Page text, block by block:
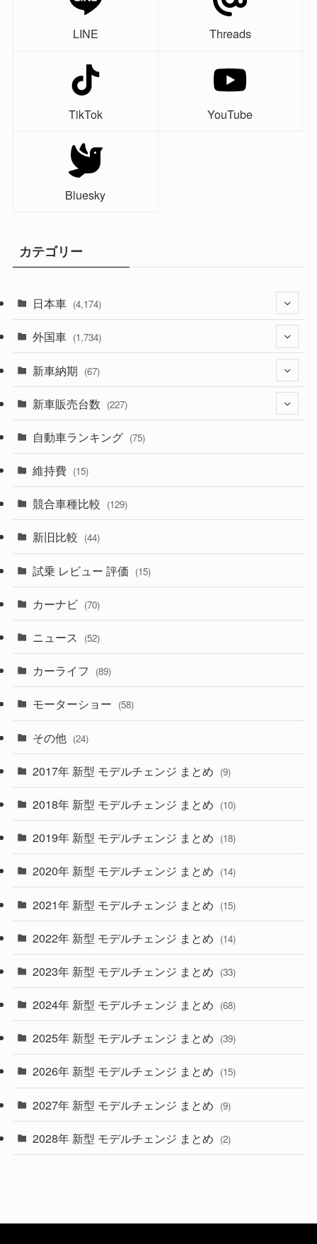
LINE Threads
TikTok YouTube
Bluesky
カテゴリー
日本車 (4,174)
(1,321)
(329)
(357)
(328)
(194)
(230)
(253)
外国車 (1,734)
(242)
(85)
(84)
(14)
(222)
(50)
(43)
(6)
(9)
(4)
(30)
(27)
(58)
(28)
(27)
(26)
(33)
(10)
(35)
(10)
(9)
(22)
(4)
(9)
(4)
(1)
新車納期 (67)
(28)
(8)
(3)
(3)
(5)
(1)
新車販売台数 (227)
(21)
(5)
(7)
(5)
自動車ランキング (75)
維持費 (15)
競合車種比較 (129)
新旧比較 (44)
試乗 レビュー 評価 (15)
カーナビ (70)
ニュース (52)
カーライフ (89)
モーターショー (58)
その他 (24)
2017年 新型 モデルチェンジ まとめ (9)
2018年 新型 モデルチェンジ まとめ (10)
2019年 新型 モデルチェンジ まとめ (18)
2020年 新型 モデルチェンジ まとめ (14)
2021年 新型 モデルチェンジ まとめ (15)
2022年 新型 モデルチェンジ まとめ (14)
2023年 新型 モデルチェンジ まとめ (33)
2024年 新型 モデルチェンジ まとめ (68)
2025年 新型 モデルチェンジ まとめ (39)
2026年 新型 モデルチェンジ まとめ (15)
2027年 新型 モデルチェンジ まとめ (9)
2028年 新型 モデルチェンジ まとめ (2)